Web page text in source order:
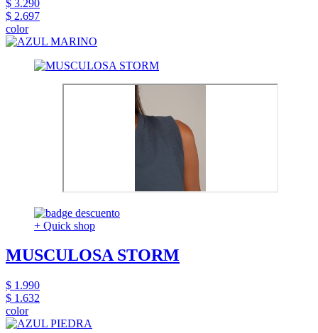
$ 3.290
$ 2.697
color
+ Quick shop
MUSCULOSA STORM
$ 1.990
$ 1.632
color